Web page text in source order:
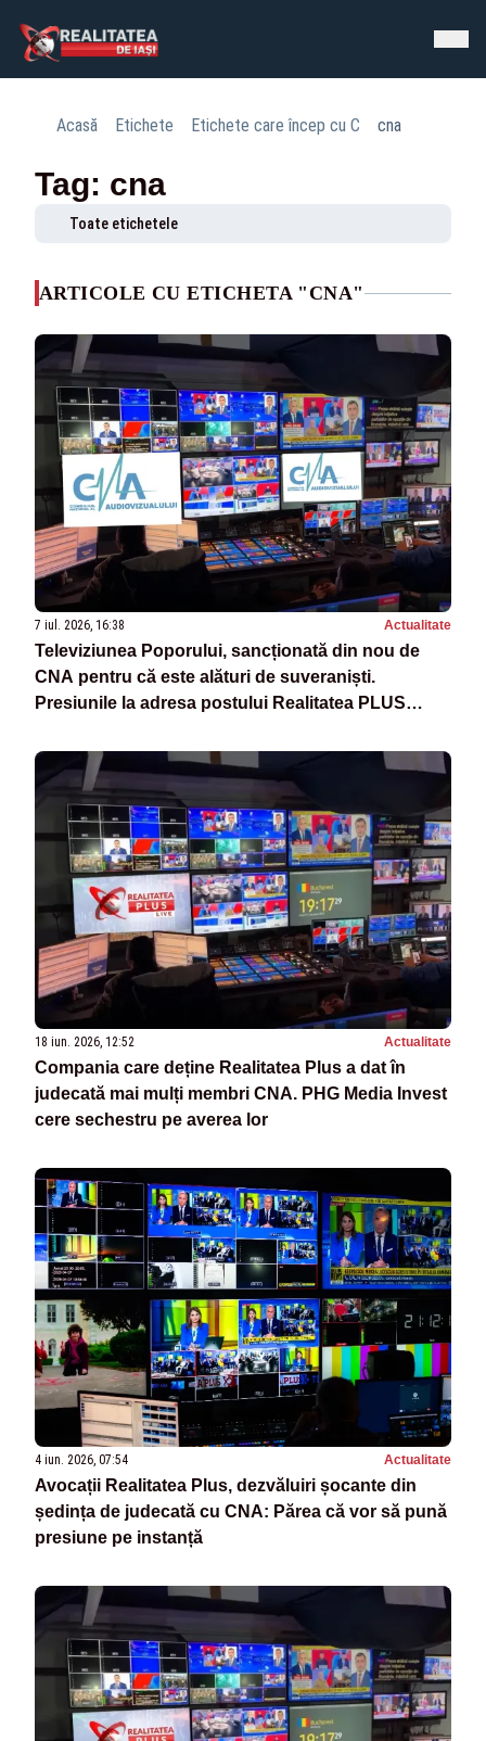
Acasă Etichete Etichete care încep cu C cna
Tag: cna
Toate etichetele
ARTICOLE CU ETICHETA "CNA"
7 iul. 2026, 16:38 Actualitate
Televiziunea Poporului, sancționată din nou de
CNA pentru că este alături de suveraniști.
Presiunile la adresa postului Realitatea PLUS
18 iun. 2026, 12:52 Actualitate
Compania care deține Realitatea Plus a dat în
judecată mai mulți membri CNA. PHG Media Invest
cere sechestru pe averea lor
4 iun. 2026, 07:54 Actualitate
Avocații Realitatea Plus, dezvăluiri șocante din
ședința de judecată cu CNA: Părea că vor să pună
presiune pe instanță